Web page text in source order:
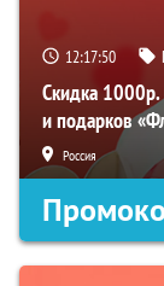
12:17:49
Скидка 1000р.
и подарков
Россия